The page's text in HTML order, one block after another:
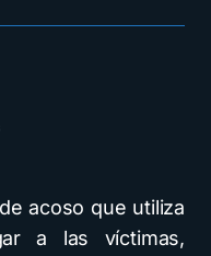
acoso que utiliza
a las víctimas,